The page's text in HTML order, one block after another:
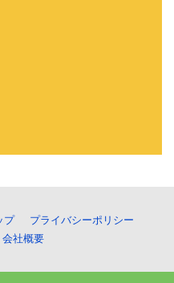
プ
プライバシーポリシー
会社概要